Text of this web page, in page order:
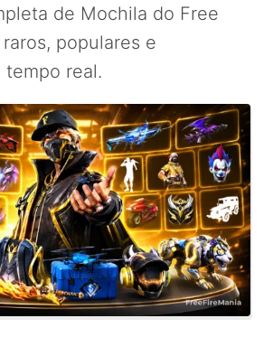
de Mochila do Free
populares e
tempo real.